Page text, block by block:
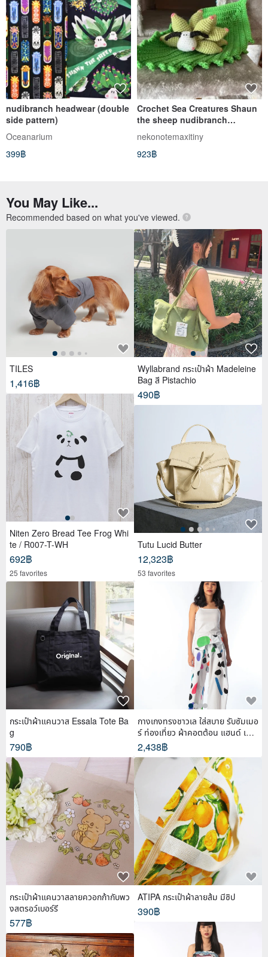
nudibranch headwear (double
side pattern)
Oceanarium
399฿
Crochet Sea Creatures Shaun
the sheep nudibranch
Amigurumi
nekonotemaxitiny
923฿
You May Like...
Recommended based on what you've viewed.
TILES
1,416฿
Niten Zero Bread Tee Frog Whi
te / R007-T-WH
692฿
25 favorites
กระเป๋าผ้าแคนวาส Essala Tote Ba
g
790฿
กระเป๋าผ้าแคนวาสลายควอกก้ากับพว
งสตรอว์เบอร์รี
577฿
Wyllabrand กระเป๋าผ้า Madeleine
Bag สี Pistachio
490฿
Tutu Lucid Butter
12,323฿
53 favorites
กางเกงทรงชาวเล ใส่สบาย รับซัมเมอ
ร์ ท่องเที่ยว ผ้าคอตต้อน แฮนด์ เพ้น
ท์
2,438฿
ATIPA กระเป๋าผ้าลายส้ม มีซิป
390฿